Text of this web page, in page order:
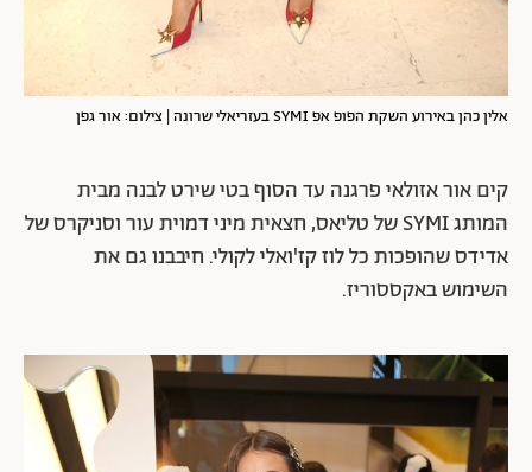
אלין כהן באירוע השקת הפופ אפ SYMI בעזריאלי שרונה | צילום: אור גפן
קים אור אזולאי פרגנה עד הסוף בטי שירט לבנה מבית
המותג SYMI של טליאס, חצאית מיני דמוית עור וסניקרס של
אדידס שהופכות כל לוז קז'ואלי לקולי. חיבבנו גם את
השימוש באקססוריז.